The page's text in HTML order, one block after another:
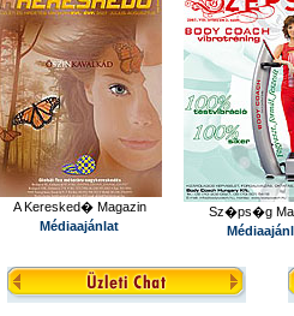
A Keresked� Magazin
Médiaajánlat
Sz�ps�g